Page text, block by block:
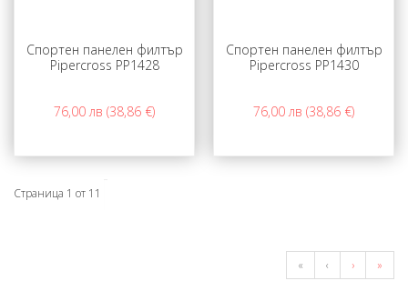
Спортен панелен филтър
Pipercross PP1428
76,00 лв (38,86 €)
Спортен панелен филтър
Pipercross PP1430
76,00 лв (38,86 €)
Страница 1 от 11
« ‹ › »